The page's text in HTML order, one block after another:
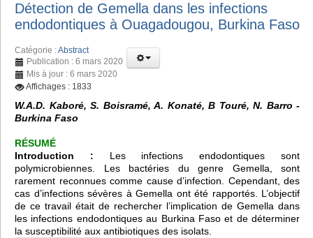
Détection de Gemella dans les infections
endodontiques à Ouagadougou, Burkina Faso
Catégorie :Abstract
Publication : 6 mars 2020
Mis à jour : 6 mars 2020
Affichages : 1833
W.A.D. Kaboré, S. Boisramé, A. Konaté, B Touré, N. Barro -
Burkina Faso
RÉSUMÉ
Introduction : Les infections endodontiques sont
polymicrobiennes. Les bactéries du genre Gemella, sont
rarement reconnues comme cause d’infection. Cependant, des
cas d’infections sévères à Gemella ont été rapportés. L’objectif
de ce travail était de rechercher l’implication de Gemella dans
les infections endodontiques au Burkina Faso et de déterminer
la susceptibilité aux antibiotiques des isolats.